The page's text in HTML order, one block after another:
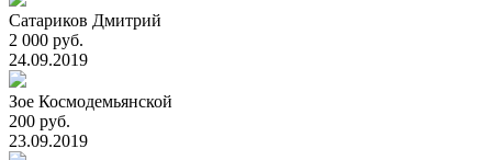
Сатариков Дмитрий
2 000 руб.
24.09.2019
Зое Космодемьянской
200 руб.
23.09.2019